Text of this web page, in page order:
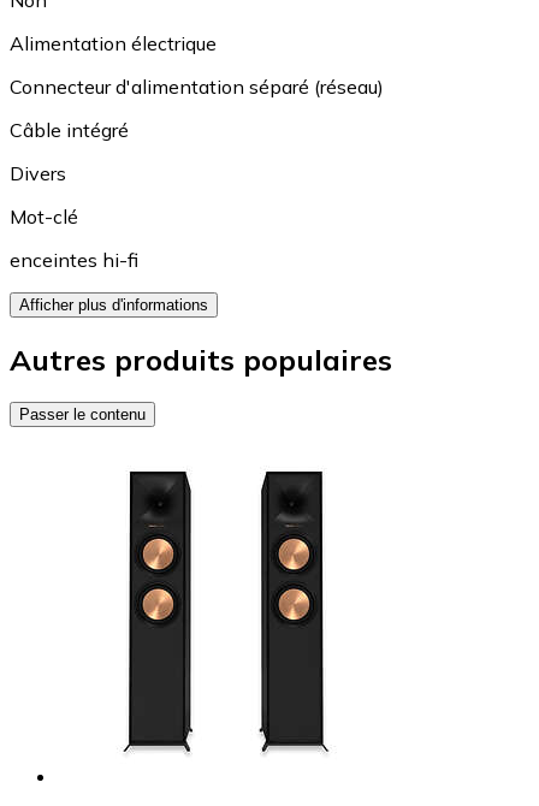
Alimentation électrique
Connecteur d'alimentation séparé (réseau)
Câble intégré
Divers
Mot-clé
enceintes hi-fi
Afficher plus d'informations
Autres produits populaires
Passer le contenu